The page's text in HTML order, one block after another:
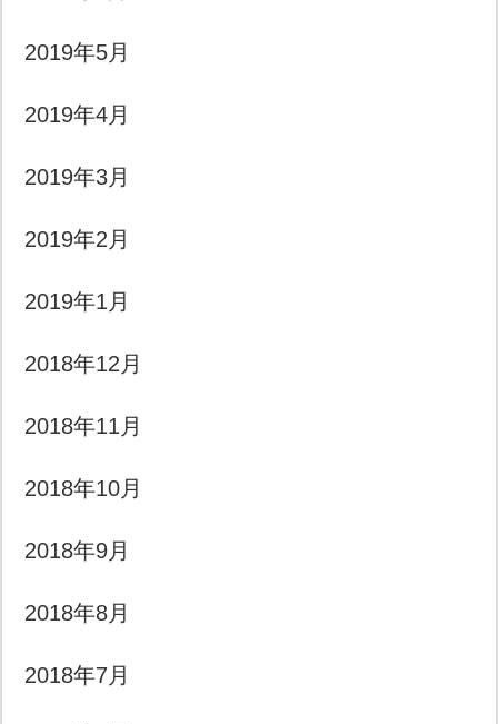
2019年5月
2019年4月
2019年3月
2019年2月
2019年1月
2018年12月
2018年11月
2018年10月
2018年9月
2018年8月
2018年7月